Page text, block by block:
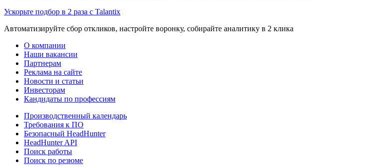
Ускорьте подбор в 2 раза с Talantix
Автоматизируйте сбор откликов, настройте воронку, собирайте аналитику в 2 клика
О компании
Наши вакансии
Партнерам
Реклама на сайте
Новости и статьи
Инвесторам
Кандидаты по профессиям
Производственный календарь
Требования к ПО
Безопасный HeadHunter
HeadHunter API
Поиск работы
Поиск по резюме